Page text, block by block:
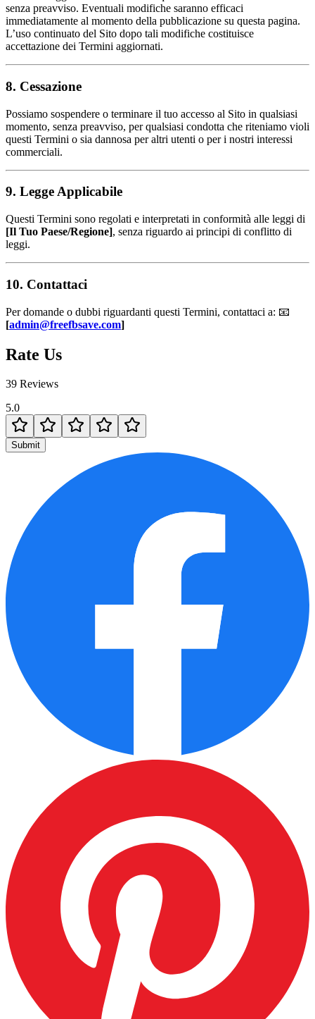
senza preavviso. Eventuali modifiche saranno efficaci
immediatamente al momento della pubblicazione su questa pagina.
L’uso continuato del Sito dopo tali modifiche costituisce
accettazione dei Termini aggiornati.
8. Cessazione
Possiamo sospendere o terminare il tuo accesso al Sito in qualsiasi
momento, senza preavviso, per qualsiasi condotta che riteniamo violi
questi Termini o sia dannosa per altri utenti o per i nostri interessi
commerciali.
9. Legge Applicabile
Questi Termini sono regolati e interpretati in conformità alle leggi di
[Il Tuo Paese/Regione], senza riguardo ai principi di conflitto di
leggi.
10. Contattaci
Per domande o dubbi riguardanti questi Termini, contattaci a: 📧
[admin@freefbsave.com]
Rate Us
39 Reviews
5.0
Submit